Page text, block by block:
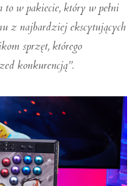
w pakiecie, który w pełni
z najbardziej ekscytujących
sprzęt, którego
konkurencją”.